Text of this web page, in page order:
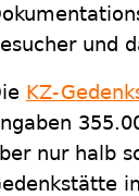
und
KZ-
nur halb